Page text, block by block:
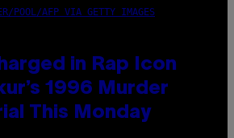
POOL/AFP VIA GETTY IMAGES
in Rap Icon
1996 Murder
This Monday